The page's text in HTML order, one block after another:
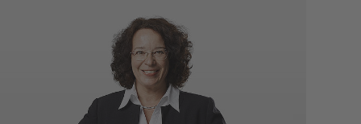
Sabine Tischer-Siegele
Leitung Personal und Organisation